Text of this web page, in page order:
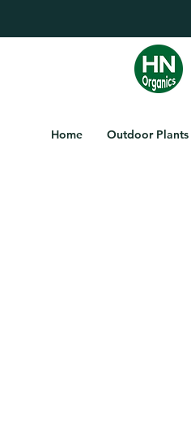
Home Outdoor Plants